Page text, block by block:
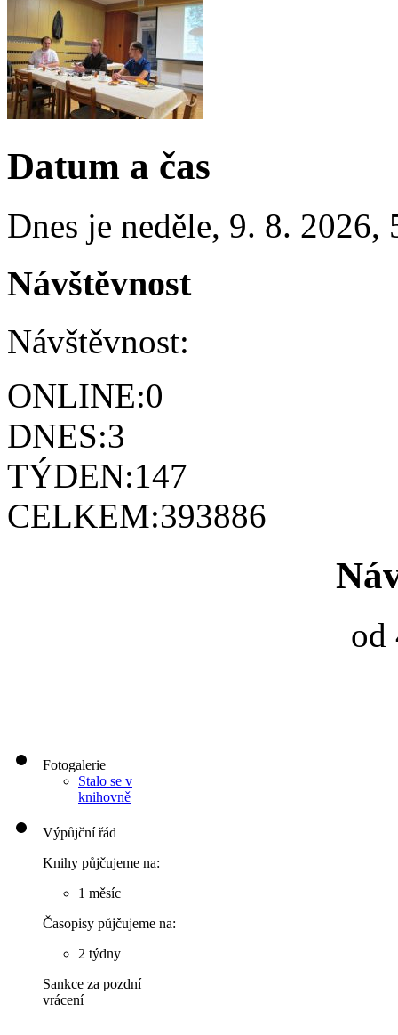
Datum a čas
Dnes je neděle, 9. 8. 2026,
Návštěvnost
Návštěvnost:
ONLINE:0
DNES:3
TÝDEN:147
CELKEM:393886
od
Fotogalerie
Stalo se v
knihovně
Výpůjční řád
Knihy půjčujeme na:
1 měsíc
Časopisy půjčujeme na:
2 týdny
Sankce za pozdní
vrácení